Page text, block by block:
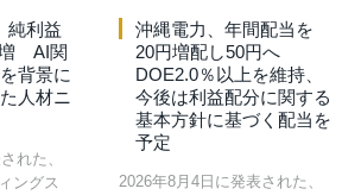
純利益
増 AI関
背景に
人材ニ
れた、
ングス
沖縄電力、年間配当を
20円増配し50円へ
DOE2.0％以上を維持、
今後は利益配分に関する
基本方針に基づく配当を
予定
2026年8月4日に発表された、